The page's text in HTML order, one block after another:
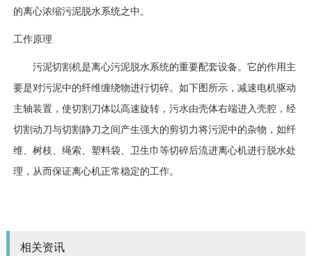
的离心浓缩污泥脱水系统之中。
工作原理
污泥切割机是离心污泥脱水系统的重要配套设备。它的作用主
要是对污泥中的纤维缠绕物进行切碎。如下图所示，减速电机驱动
主轴装置，使切割刀体以高速旋转，污水由壳体右端进入壳腔，经
切割动刀与切割静刀之间产生强大的剪切力将污泥中的杂物，如纤
维、树枝、绳索、塑料袋、卫生巾等切碎后流进离心机进行脱水处
理，从而保证离心机正常稳定的工作。
相关资讯